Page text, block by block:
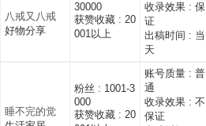
八戒又八戒
好物分享
30000
获赞收藏 : 20
001以上
收录效果 : 保
证
出稿时间 : 当
天
睡不完的觉
粉丝 : 1001-3
000
获赞收藏 : 20
账号质量 : 普
通
收录效果 : 不
保证